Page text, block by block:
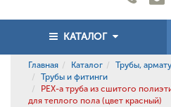
КАТАЛОГ
Главная Каталог
Трубы,
Трубы и фитинги
PEX-a труба из сшитого
для теплого пола (цвет красный)